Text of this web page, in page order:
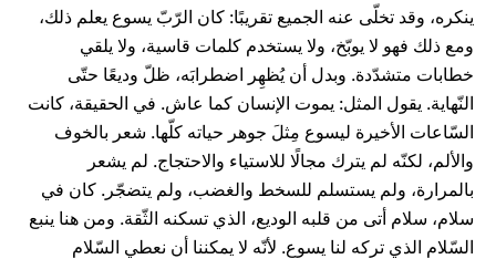
ينكره، وقد تخلّى عنه الجميع تقريبًا: كان الرّبّ يسوع يعلم ذلك،
ومع ذلك فهو لا يوبّخ، ولا يستخدم كلمات قاسية، ولا يلقي
خطابات متشدّدة. وبدل أن يُظهِر اضطرابَه، ظلّ وديعًا حتّى
النّهاية. يقول المثل: يموت الإنسان كما عاش. في الحقيقة، كانت
السّاعات الأخيرة ليسوع مِثلَ جوهر حياته كلّها. شعر بالخوف
والألم، لكنّه لم يترك مجالًا للاستياء والاحتجاج. لم يشعر
بالمرارة، ولم يستسلم للسخط والغضب، ولم يتضجّر. كان في
سلام، سلام أتى من قلبه الوديع، الذي تسكنه الثّقة. ومن هنا ينبع
السّلام الذي تركه لنا يسوع. لأنّه لا يمكننا أن نعطي السّلام